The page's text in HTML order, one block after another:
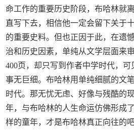
命工作的重要历史阶段，布哈林就
直写下去，相信他一定会留下关于
的重要史料。但也正因于此，在遗
治和历史因素，单纯从文学层面来
400页，却只写到作者中学时代，
事无巨细。布哈林用单纯细腻的文
时代。那无忧无虑、好像与残酷的
年，与布哈林的人生命运仿佛形成
样的童年，才是布哈林真正向往的吧